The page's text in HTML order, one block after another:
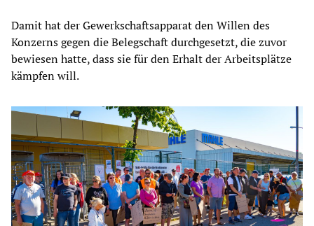
Damit hat der Gewerkschaftsapparat den Willen des
Konzerns gegen die Belegschaft durchgesetzt, die zuvor
bewiesen hatte, dass sie für den Erhalt der Arbeitsplätze
kämpfen will.